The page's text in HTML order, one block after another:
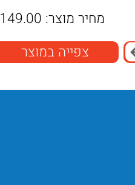
מחיר מוצר: 149.00
צפייה במוצר